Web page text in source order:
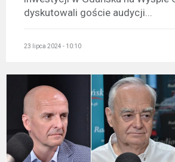
dyskutowali goście audycji...
23 lipca 2024 - 10:10